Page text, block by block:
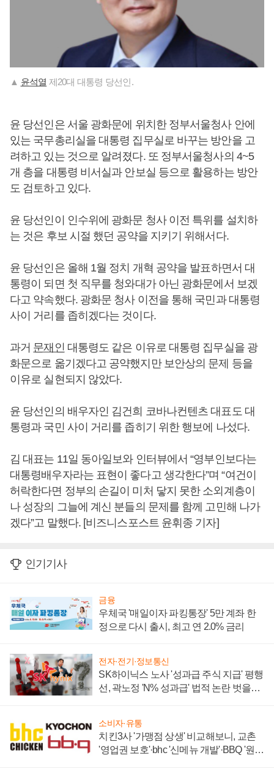
▲ 윤석열 제20대 대통령 당선인.
윤 당선인은 서울 광화문에 위치한 정부서울청사 안에
있는 국무총리실을 대통령 집무실로 바꾸는 방안을 고
려하고 있는 것으로 알려졌다. 또 정부서울청사의 4~5
개 층을 대통령 비서실과 안보실 등으로 활용하는 방안
도 검토하고 있다.
윤 당선인이 인수위에 광화문 청사 이전 특위를 설치하
는 것은 후보 시절 했던 공약을 지키기 위해서다.
윤 당선인은 올해 1월 정치 개혁 공약을 발표하면서 대
통령이 되면 첫 직무를 청와대가 아닌 광화문에서 보겠
다고 약속했다. 광화문 청사 이전을 통해 국민과 대통령
사이 거리를 좁히겠다는 것이다.
과거 문재인 대통령도 같은 이유로 대통령 집무실을 광
화문으로 옮기겠다고 공약했지만 보안상의 문제 등을
이유로 실현되지 않았다.
윤 당선인의 배우자인 김건희 코바나컨텐츠 대표도 대
통령과 국민 사이 거리를 좁히기 위한 행보에 나섰다.
김 대표는 11일 동아일보와 인터뷰에서 “영부인보다는
대통령배우자라는 표현이 좋다고 생각한다”며 “여건이
허락한다면 정부의 손길이 미처 닿지 못한 소외계층이
나 성장의 그늘에 계신 분들의 문제를 함께 고민해 나가
겠다”고 말했다. [비즈니스포스트 윤휘종 기자]
인기기사
금융
우체국 '매일이자 파킹통장' 5만 계좌 한
정으로 다시 출시, 최고 연 2.0% 금리
전자·전기·정보통신
SK하이닉스 노사 '성과급 주식 지급' 평행
선, 곽노정 'N% 성과급' 법적 논란 벗을지
소비자·유통
치킨3사 '가맹점 상생' 비교해보니, 교촌
'영업권 보호'·bhc '신메뉴 개발'·BBQ '원가